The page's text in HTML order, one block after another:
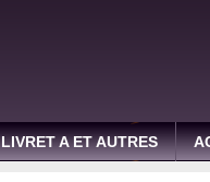
LIVRET A ET AUTRES